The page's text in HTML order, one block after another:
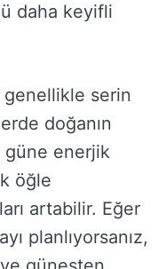
daha keyifli
genellikle serin
doğanın
güne enerjik
öğle
artabilir. Eğer
planlıyorsanız,